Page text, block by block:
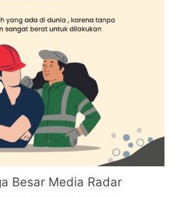
Besar Media Radar